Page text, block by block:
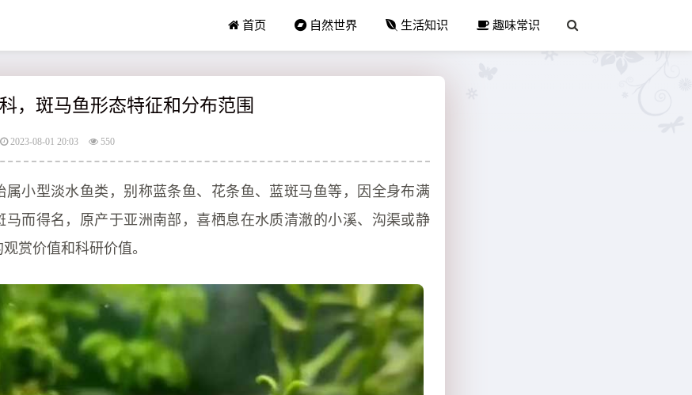
首页 自然世界 生活知识 趣味常识
，斑马鱼形态特征和分布范围
2023-08-01 20:03 550
属小型淡水鱼类，别称蓝条鱼、花条鱼、蓝斑马鱼等，因全身布满
马而得名，原产于亚洲南部，喜栖息在水质清澈的小溪、沟渠或静
赏价值和科研价值。